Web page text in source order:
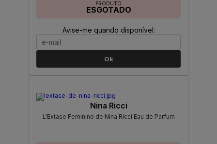
PRODUTO
ESGOTADO
Avise-me quando disponível:
Ok
Nina Ricci
L'Extase Feminino de Nina Ricci Eau de Parfum